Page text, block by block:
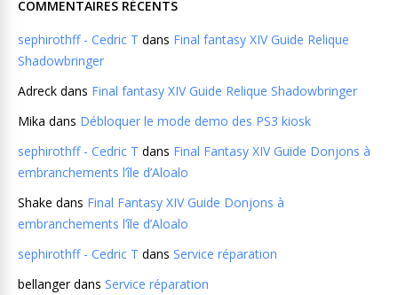
COMMENTAIRES RÉCENTS
sephirothff - Cedric T dans Final fantasy XIV Guide Relique
Shadowbringer
Adreck dans Final fantasy XIV Guide Relique Shadowbringer
Mika dans Débloquer le mode demo des PS3 kiosk
sephirothff - Cedric T dans Final Fantasy XIV Guide Donjons à
embranchements l’île d’Aloalo
Shake dans Final Fantasy XIV Guide Donjons à
embranchements l’île d’Aloalo
sephirothff - Cedric T dans Service réparation
bellangerdans Service réparation